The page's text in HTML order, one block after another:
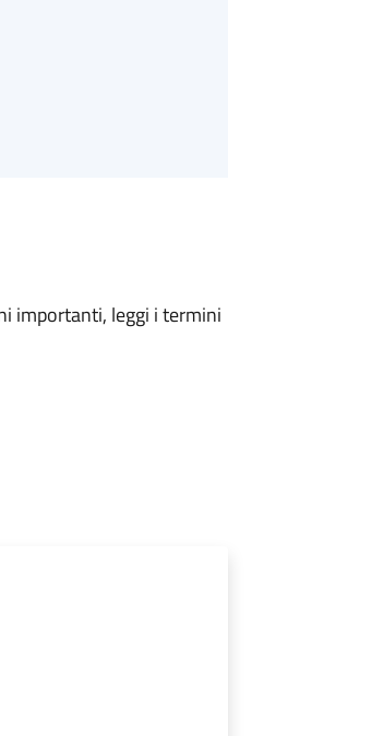
importanti, leggi i termini